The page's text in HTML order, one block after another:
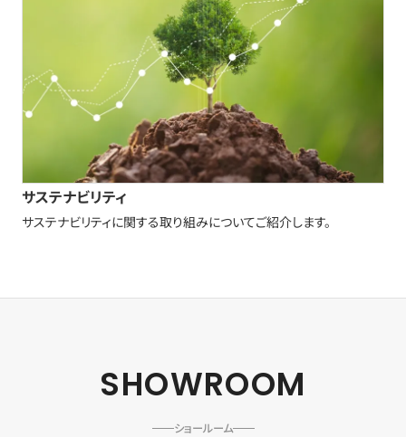
サステナビリティ
サステナビリティに関する取り組みについてご紹介します。
SHOWROOM
ショールーム